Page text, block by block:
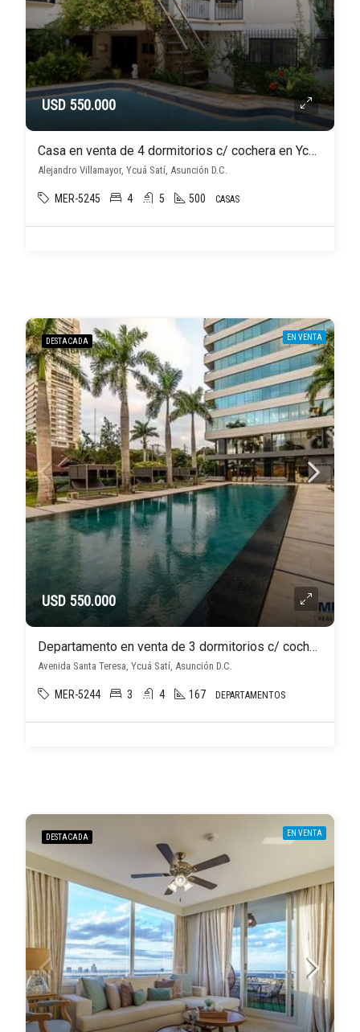
USD 550.000
Casa en venta de 4 dormitorios c/ cochera en Ycuá Satí
Alejandro Villamayor, Ycuá Satí, Asunción D.C.
MER-5245 4 5 500 CASAS
DESTACADA EN VENTA
USD 550.000
Departamento en venta de 3 dormitorios c/ cochera en Ycuá Satí
Avenida Santa Teresa, Ycuá Satí, Asunción D.C.
MER-5244 3 4 167 DEPARTAMENTOS
DESTACADA EN VENTA